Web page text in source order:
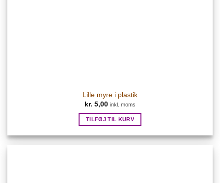
Lille myre i plastik
kr. 5,00 inkl. moms
TILFØJ TIL KURV